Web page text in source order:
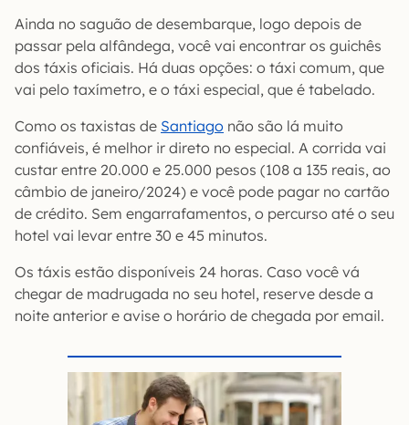
Ainda no saguão de desembarque, logo depois de
passar pela alfândega, você vai encontrar os guichês
dos táxis oficiais. Há duas opções: o táxi comum, que
vai pelo taxímetro, e o táxi especial, que é tabelado.
Como os taxistas de Santiago não são lá muito
confiáveis, é melhor ir direto no especial. A corrida vai
custar entre 20.000 e 25.000 pesos (108 a 135 reais, ao
câmbio de janeiro/2024) e você pode pagar no cartão
de crédito. Sem engarrafamentos, o percurso até o seu
hotel vai levar entre 30 e 45 minutos.
Os táxis estão disponíveis 24 horas. Caso você vá
chegar de madrugada no seu hotel, reserve desde a
noite anterior e avise o horário de chegada por email.